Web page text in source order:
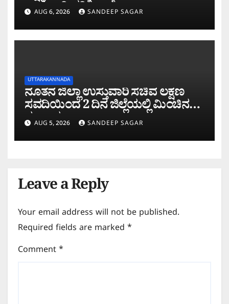
ಕಾಮಗಾರಿ ಪರಿಶೀಲನೆ
AUG 6, 2026 SANDEEP SAGAR
UTTARAKANNADA
ನೂತನ ಜಿಲ್ಲಾ ಉಸ್ತುವಾರಿ ಸಚಿವ ಲಕ್ಷಣ
ಸವದಿಯಿಂದ 2 ದಿನ ಜಿಲ್ಲೆಯಲ್ಲಿ ಮಿಂಚಿನ
ಸಂಚಾರ
AUG 5, 2026 SANDEEP SAGAR
Leave a Reply
Your email address will not be published.
Required fields are marked *
Comment *